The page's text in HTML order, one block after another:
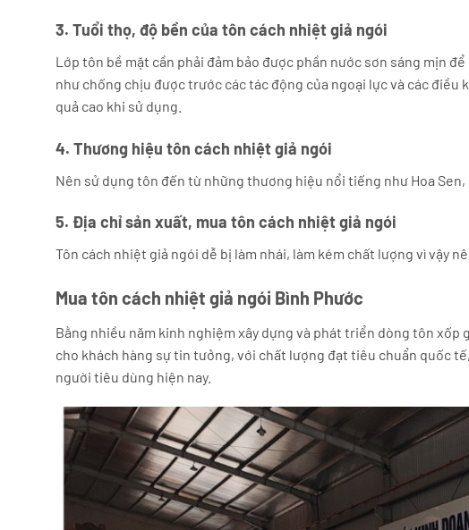
3. Tuổi thọ, độ bền của tôn cách nhiệt giả ngói
Lớp tôn bề mặt cần phải đảm bảo được phần nước sơn sáng mịn
như chống chịu được trước các tác động của ngoại lực và các
quả cao khi sử dụng.
4. Thương hiệu tôn cách nhiệt giả ngói
Nên sử dụng tôn đến từ những thương hiệu nổi tiếng như Hoa Sen,
5. Địa chỉ sản xuất, mua tôn cách nhiệt giả ngói
Tôn cách nhiệt giả ngói dễ bị làm nhái, làm kém chất lượng vì vậy
Mua tôn cách nhiệt giả ngói Bình Phước
Bằng nhiều năm kinh nghiệm xây dựng và phát triển dòng tôn xốp
cho khách hàng sự tin tưởng, với chất lượng đạt tiêu chuẩn quốc
người tiêu dùng hiện nay.